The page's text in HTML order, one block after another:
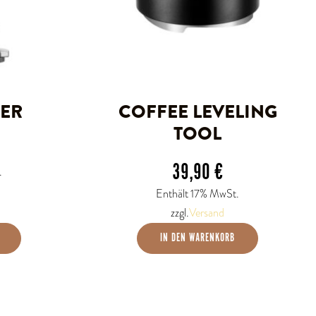
COFFEE LEVELING
TOOL
39,90€
Enthält 17% MwSt.
zzgl.Versand
IN DEN WARENKORB